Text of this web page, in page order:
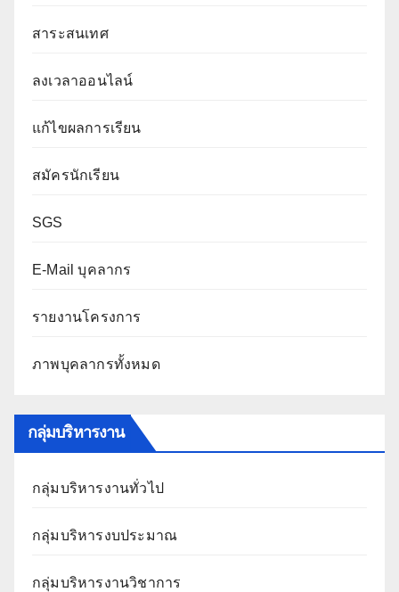
สาระสนเทศ
ลงเวลาออนไลน์
แก้ไขผลการเรียน
สมัครนักเรียน
SGS
E-Mail บุคลากร
รายงานโครงการ
ภาพบุคลากรทั้งหมด
กลุ่มบริหารงาน
กลุ่มบริหารงานทั่วไป
กลุ่มบริหารงบประมาณ
กลุ่มบริหารงานวิชาการ